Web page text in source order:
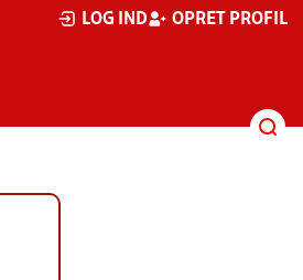
LOG IND OPRET PROFIL